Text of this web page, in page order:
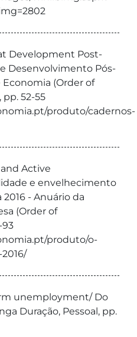
Development Post-
Desenvolvimento Pós-
Economia (Order of
pp. 52-55
produto/cadernos-
Active
e envelhecimento
- Anuário da
(Order of
93
produto/o-
unemployment/ Do
Duração, Pessoal, pp.